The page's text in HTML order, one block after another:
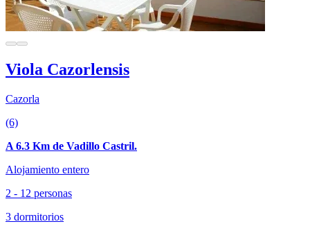
Viola Cazorlensis
Cazorla
(6)
A 6.3 Km de Vadillo Castril.
Alojamiento entero
2 - 12 personas
3 dormitorios